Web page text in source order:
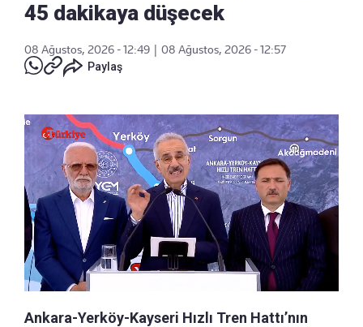
45 dakikaya düşecek
08 Ağustos, 2026 - 12:49
08 Ağustos, 2026 - 12:57
Paylaş
Ankara-Yerköy-Kayseri Hızlı Tren Hattı’nın